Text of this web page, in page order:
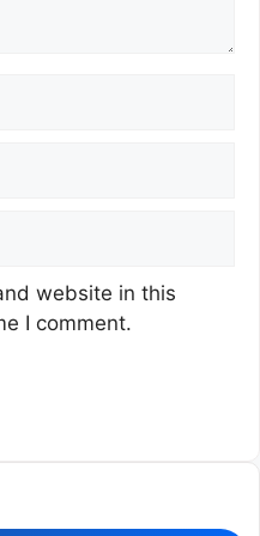
website in this
I comment.